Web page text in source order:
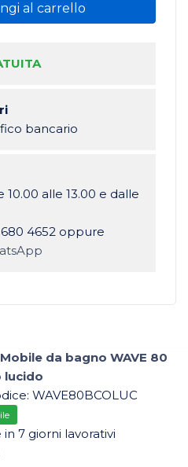
al carrello
bancario
10.00 alle 13.00 e dalle
4652 oppure
da bagno WAVE 80
lucido
WAVE80BCOLUC
7 giorni lavorativi